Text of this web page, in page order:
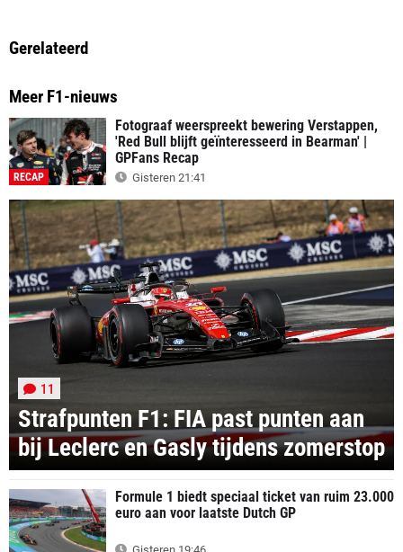
Gerelateerd
Meer F1-nieuws
RECAP
Fotograaf weerspreekt bewering Verstappen,
'Red Bull blijft geïnteresseerd in Bearman' |
GPFans Recap
Gisteren 21:41
Strafpunten F1: FIA past punten aan
bij Leclerc en Gasly tijdens zomerstop
11
Formule 1 biedt speciaal ticket van ruim 23.000
euro aan voor laatste Dutch GP